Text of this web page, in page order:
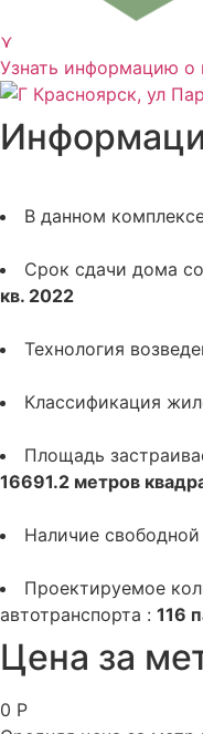
⋎
Узнать информацию о
В данном
Срок сдачи дома
кв. 2022
Технология
Классификация
Площадь
16691.2 метров
Наличие
Проектируемое
автотранспорта : 116
Цена за
0 Р